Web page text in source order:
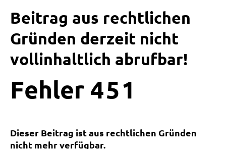
Beitrag aus rechtlichen
Gründen derzeit nicht
vollinhaltlich abrufbar!
Fehler 4 5 1
Dieser Beitrag ist aus rechtlichen Gründen
nicht mehr verfügbar.